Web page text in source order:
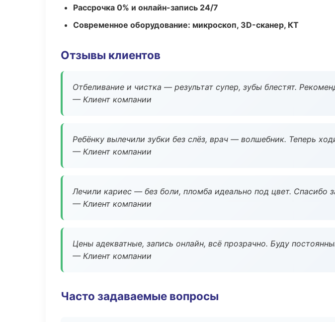
Рассрочка 0% и онлайн-запись 24/7
Современное оборудование: микроскоп, 3D-сканер, КТ
Отзывы клиентов
Отбеливание и чистка — результат супер, зубы блестят.
— Клиент компании
Ребёнку вылечили зубки без слёз, врач — волшебник. Теперь
— Клиент компании
Лечили кариес — без боли, пломба идеально под цвет. Спасибо
— Клиент компании
Цены адекватные, запись онлайн, всё прозрачно. Буду
— Клиент компании
Часто задаваемые вопросы